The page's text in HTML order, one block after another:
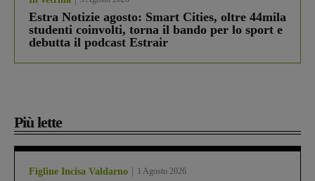
Estra Notizie agosto: Smart Cities, oltre 44mila
studenti coinvolti, torna il bando per lo sport e
debutta il podcast Estrair
Più lette
Figline Incisa Valdarno 1 Agosto 2026